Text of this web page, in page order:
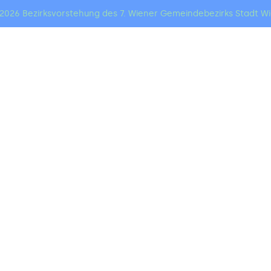
Bezirksvorstehung des 7. Wiener Gemeindebezirks Stadt